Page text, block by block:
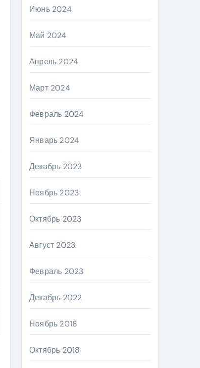
Июнь 2024
Май 2024
Апрель 2024
Март 2024
Февраль 2024
Январь 2024
Декабрь 2023
Ноябрь 2023
Октябрь 2023
Август 2023
Февраль 2023
Декабрь 2022
Ноябрь 2018
Октябрь 2018